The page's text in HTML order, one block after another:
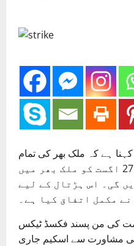
کہنا ہے کہ ملک بھر کی تمام
تاجر تنظیمیں 15 ، 16 اور 26 ، 27 اگست کو ملک بھر میں
گی۔ اس ہڑتال کے لیے
مکمل اتفاق کیا ہے۔
کی من پسند فکسڈ ٹیکس
کی مشاورت سے اسکیم جاری